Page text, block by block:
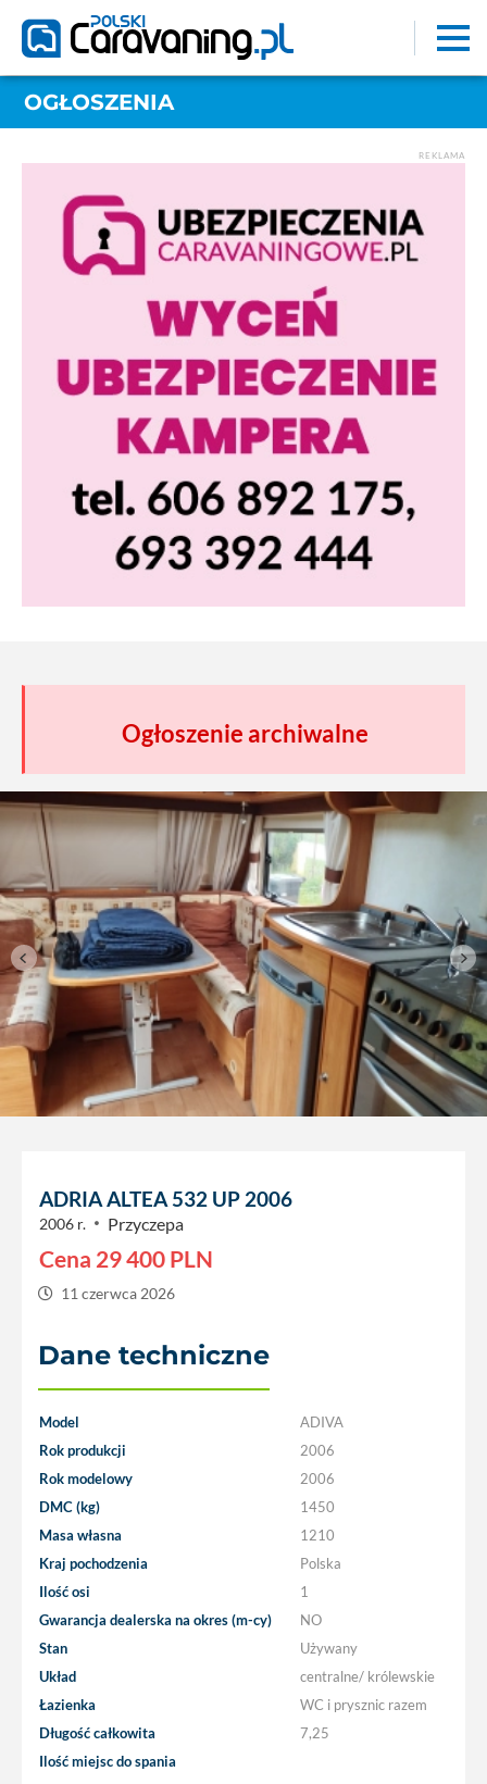
OGŁOSZENIA
REKLAMA
Ogłoszenie archiwalne
ADRIA ALTEA 532 UP 2006
2006 r. Przyczepa
Cena 29 400 PLN
11 czerwca 2026
Dane techniczne
Model
ADIVA
Rok produkcji
2006
Rok modelowy
2006
DMC (kg)
1450
Masa własna
1210
Kraj pochodzenia
Polska
Ilość osi
1
Gwarancja dealerska na okres (m-cy)
NO
Stan
Używany
Układ
centralne/ królewskie
Łazienka
WC i prysznic razem
Długość całkowita
7,25
Ilość miejsc do spania